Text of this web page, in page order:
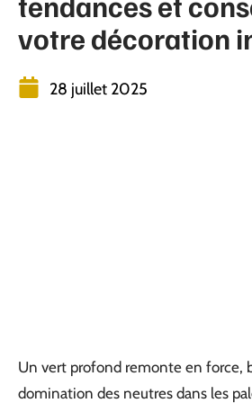
votre décoration
28 juillet 2025
Un vert profond remonte en force,
domination des neutres dans les